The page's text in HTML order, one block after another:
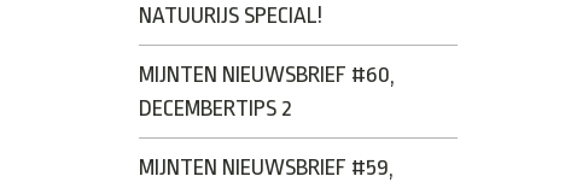
NATUURIJS SPECIAL!
MIJNTEN NIEUWSBRIEF #60,
DECEMBERTIPS 2
MIJNTEN NIEUWSBRIEF #59,